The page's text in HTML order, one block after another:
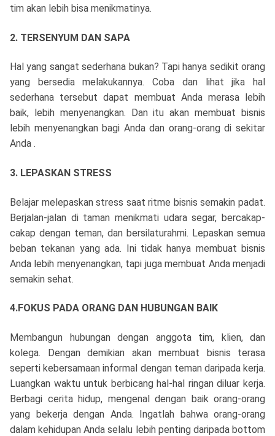
tim akan lebih bisa menikmatinya.
2. TERSENYUM DAN SAPA
Hal yang sangat sederhana bukan? Tapi hanya sedikit orang
yang bersedia melakukannya. Coba dan lihat jika hal
sederhana tersebut dapat membuat Anda merasa lebih
baik, lebih menyenangkan. Dan itu akan membuat bisnis
lebih menyenangkan bagi Anda dan orang-orang di sekitar
Anda .
3. LEPASKAN STRESS
Belajar melepaskan stress saat ritme bisnis semakin padat.
Berjalan-jalan di taman menikmati udara segar, bercakap-
cakap dengan teman, dan bersilaturahmi. Lepaskan semua
beban tekanan yang ada. Ini tidak hanya membuat bisnis
Anda lebih menyenangkan, tapi juga membuat Anda menjadi
semakin sehat.
4.FOKUS PADA ORANG DAN HUBUNGAN BAIK
Membangun hubungan dengan anggota tim, klien, dan
kolega. Dengan demikian akan membuat bisnis terasa
seperti kebersamaan informal dengan teman daripada kerja.
Luangkan waktu untuk berbicang hal-hal ringan diluar kerja.
Berbagi cerita hidup, mengenal dengan baik orang-orang
yang bekerja dengan Anda. Ingatlah bahwa orang-orang
dalam kehidupan Anda selalu lebih penting daripada bottom